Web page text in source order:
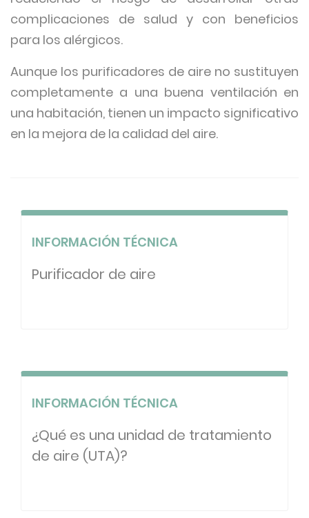
complicaciones de salud y con beneficios
para los alérgicos.
Aunque los purificadores de aire no sustituyen
completamente a una buena ventilación en
una habitación, tienen un impacto significativo
en la mejora de la calidad del aire.
INFORMACIÓN TÉCNICA
Purificador de aire
INFORMACIÓN TÉCNICA
¿Qué es una unidad de tratamiento
de aire (UTA)?